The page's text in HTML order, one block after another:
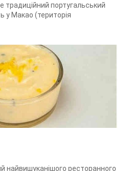
традиційний португальський
у Макао (територія
найвишуканішого ресторанного